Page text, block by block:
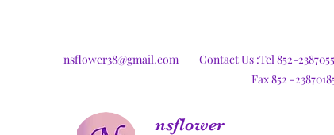
nsflower38@gmail.com Contact Us :Tel 852-
Fax 852 -
nsflower